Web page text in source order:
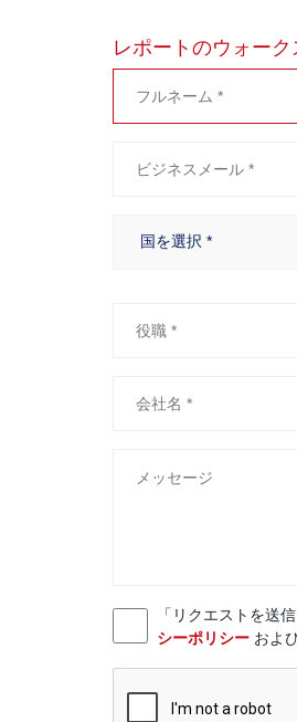
レポートのウォーク
「リクエストを送
シーポリシーおよ